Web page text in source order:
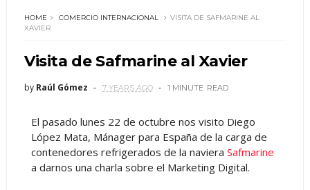
HOME COMERCIO INTERNACIONAL
VISITA DE SAFMARINE AL
XAVIER
Visita de Safmarine al Xavier
by Raúl Gómez 7 YEARS AGO 1 MINUTE READ
El pasado lunes 22 de octubre nos visito Diego
López Mata, Mánager para España de la carga de
contenedores refrigerados de la naviera Safmarine
a darnos una charla sobre el Marketing Digital.